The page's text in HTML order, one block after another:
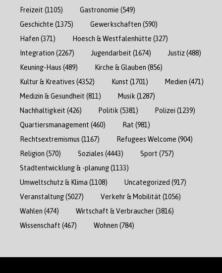
Freizeit (1105) Gastronomie (549)
Geschichte (1375) Gewerkschaften (590)
Hafen (371) Hoesch & Westfalenhütte (327)
Integration (2267) Jugendarbeit (1674) Justiz(488)
Keuning-Haus (489) Kirche & Glauben (856)
Kultur & Kreatives (4352) Kunst (1701) Medien (471)
Medizin & Gesundheit (811) Musik (1287)
Nachhaltigkeit (426) Politik (5381) Polizei (1239)
Quartiersmanagement (460) Rat (981)
Rechtsextremismus (1167) Refugees Welcome (904)
Religion (570) Soziales (4443) Sport (757)
Stadtentwicklung & -planung(1133)
Umweltschutz & Klima (1108) Uncategorized (917)
Veranstaltung(5027) Verkehr & Mobilität (1056)
Wahlen (474) Wirtschaft & Verbraucher(3816)
Wissenschaft (467) Wohnen (784)